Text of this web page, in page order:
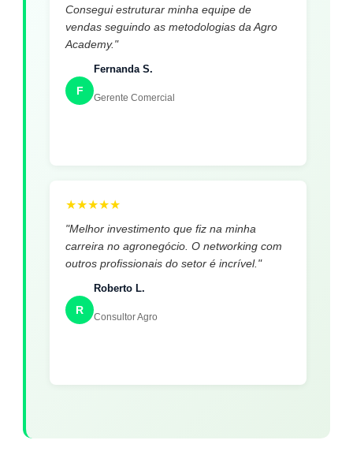
Consegui estruturar minha equipe de
vendas seguindo as metodologias da Agro
Academy."
F
Fernanda S.
Gerente Comercial
★★★★★
"Melhor investimento que fiz na minha
carreira no agronegócio. O networking com
outros profissionais do setor é incrível."
R
Roberto L.
Consultor Agro